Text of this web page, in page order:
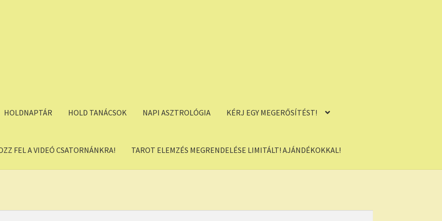
HOLDNAPTÁR HOLD TANÁCSOK NAPI ASZTROLÓGIA KÉRJ EGY MEGERŐSÍTÉST!
FEL A VIDEÓ CSATORNÁNKRA! TAROT ELEMZÉS MEGRENDELÉSE LIMITÁLT! AJÁNDÉKOKKAL!